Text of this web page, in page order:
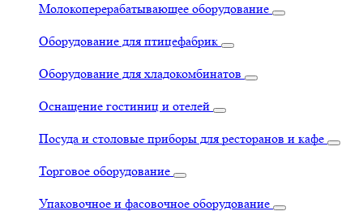
Молокоперерабатывающее оборудование
Оборудование для птицефабрик
Оборудование для хладокомбинатов
Оснащение гостиниц и отелей
Посуда и столовые приборы для ресторанов и кафе
Торговое оборудование
Упаковочное и фасовочное оборудование